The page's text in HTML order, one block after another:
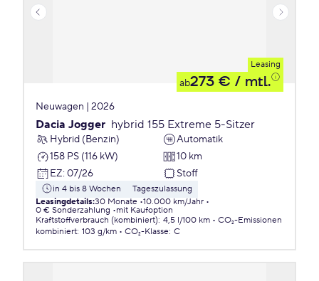
Leasing
ab273 € / mtl.
Neuwagen | 2026
Dacia Jogger hybrid 155 Extreme 5-Sitzer
Hybrid (Benzin)
Automatik
158 PS (116 kW)
10 km
EZ: 07/26 Stoff
in 4 bis 8 Wochen
Tageszulassung
Leasingdetails:30 Monate 10.000 km/Jahr
0 € Sonderzahlung
mit Kaufoption
Kraftstoffverbrauch (kombiniert): 4,5 l/100 km
CO₂-Emissionen
kombiniert: 103 g/km CO₂-Klasse: C